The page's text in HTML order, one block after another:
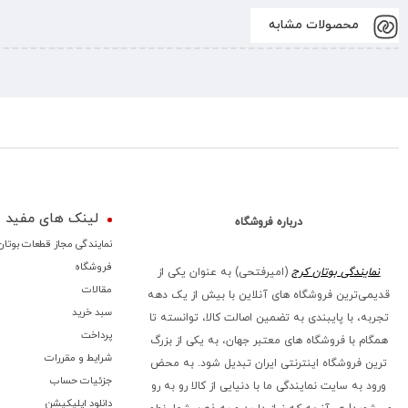
محصولات مشابه
درباره فروشگاه
نمایندگی بوتان کرج(امیرفتحی) به عنوان یکی از
قدیمی‌ترین فروشگاه های آنلاین با بیش از یک دهه
تجربه، با پایبندی به تضمین اصالت کالا، توانسته تا
همگام با فروشگاه‌ های معتبر جهان، به یکی از بزرگ‌
ترین فروشگاه اینترنتی ایران تبدیل شود. به محض
ورود به سایت نمایندگی ما با دنیایی از کالا رو به رو
لینک های مفید
نمایندگی مجاز قطعات
فروشگاه
مقالات
سبد خرید
پرداخت
شرایط و مقررات
جزئیات حساب
دانلود اپلیکیشن